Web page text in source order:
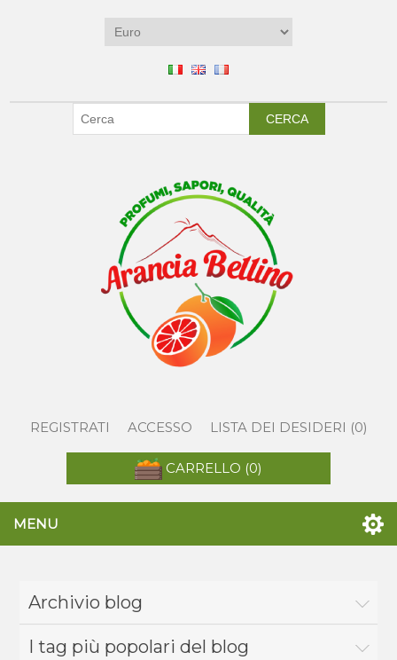
CERCA
REGISTRATI ACCESSO LISTA DEI DESIDERI (0)
CARRELLO (0)
MENU
Archivio blog
I tag più popolari del blog